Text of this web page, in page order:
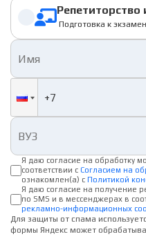
Подготовка к
Я даю согласие на обработку
соответствии с Согласием на
ознакомлен(а) с Политикой
Я даю согласие на получение
по SMS и в мессенджерах в
рекламно-информационных
Для защиты от спама
формы Яндекс может